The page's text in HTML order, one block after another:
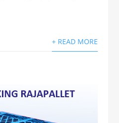
+ READ MORE